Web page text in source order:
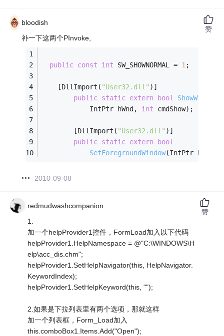
bloodish
补一下这两个PInvoke,
public const int SW_SHOWNORMAL = 1;
    [DllImport(
"User32.dll" )]
public static extern bool
            IntPtr hWnd,
int cmdShow) ;
        [DllImport(
"User32.dll" )]
public static extern
bool
SetForegroundWindow(IntPtr hWnd)
2010-09-08
赞
redmudwashcompanion
1.
加一个helpProvider1控件，FormLoad加入以下代码
helpProvider1.HelpNamespace = @"C:\WINDOWS\H
elp\acc_dis.chm";
helpProvider1.SetHelpNavigator(this, HelpNavigator.
KeywordIndex);
helpProvider1.SetHelpKeyword(this, "");
2.如果是下拉列表里有两个选项，那就这样
加一个列表框，Form_Load加入
this.comboBox1.Items.Add("Open");
赞